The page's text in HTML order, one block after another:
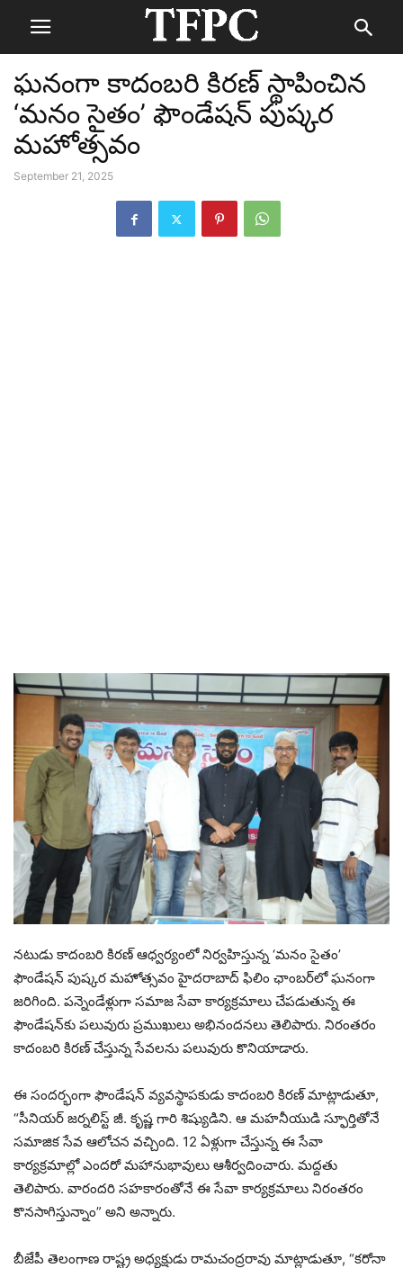
ఘనంగా కాదంబరి కిరణ్ స్థాపించిన‌
‘మనం సైతం’ ఫౌండేషన్ పుష్కర
మహోత్సవం
September 21, 2025
నటుడు కాదంబరి కిరణ్ ఆధ్వర్యంలో నిర్వహిస్తున్న ‘మనం సైతం’
ఫౌండేషన్ పుష్కర మహోత్సవం హైదరాబాద్ ఫిలిం ఛాంబర్‌లో ఘనంగా
జరిగింది. పన్నెండేళ్లుగా సమాజ సేవా కార్యక్రమాలు చేపడుతున్న ఈ
ఫౌండేషన్‌కు పలువురు ప్రముఖులు అభినందనలు తెలిపారు. నిరంత‌రం
కాదంబరి కిరణ్ చేస్తున్న‌ సేవలను పలువురు కొనియాడారు.
ఈ సందర్భంగా ఫౌండేషన్ వ్యవస్థాపకుడు కాదంబరి కిరణ్ మాట్లాడుతూ,
“సీనియర్ జర్నలిస్ట్ జీ. కృష్ణ గారి శిష్యుడిని. ఆ మహనీయుడి స్ఫూర్తితోనే
స‌మాజిక సేవ ఆలోచ‌న వ‌చ్చింది. 12 ఏళ్లుగా చేస్తున్న‌ ఈ సేవా
కార్యక్రమాల్లో ఎంద‌రో మ‌హానుభావులు ఆశీర్వ‌దించారు. మ‌ద్ద‌తు
తెలిపారు. వారంద‌రి స‌హ‌కారంతోనే ఈ సేవా కార్య‌క్ర‌మాలు నిరంత‌రం
కొన‌సాగిస్తున్నాం” అని అన్నారు.
బీజేపీ తెలంగాణ రాష్ట్ర అధ్యక్షుడు రామచంద్రరావు మాట్లాడుతూ, “కరోనా